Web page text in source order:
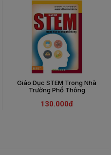
Giáo Dục STEM Trong Nhà
Trường Phổ Thông
130.000đ